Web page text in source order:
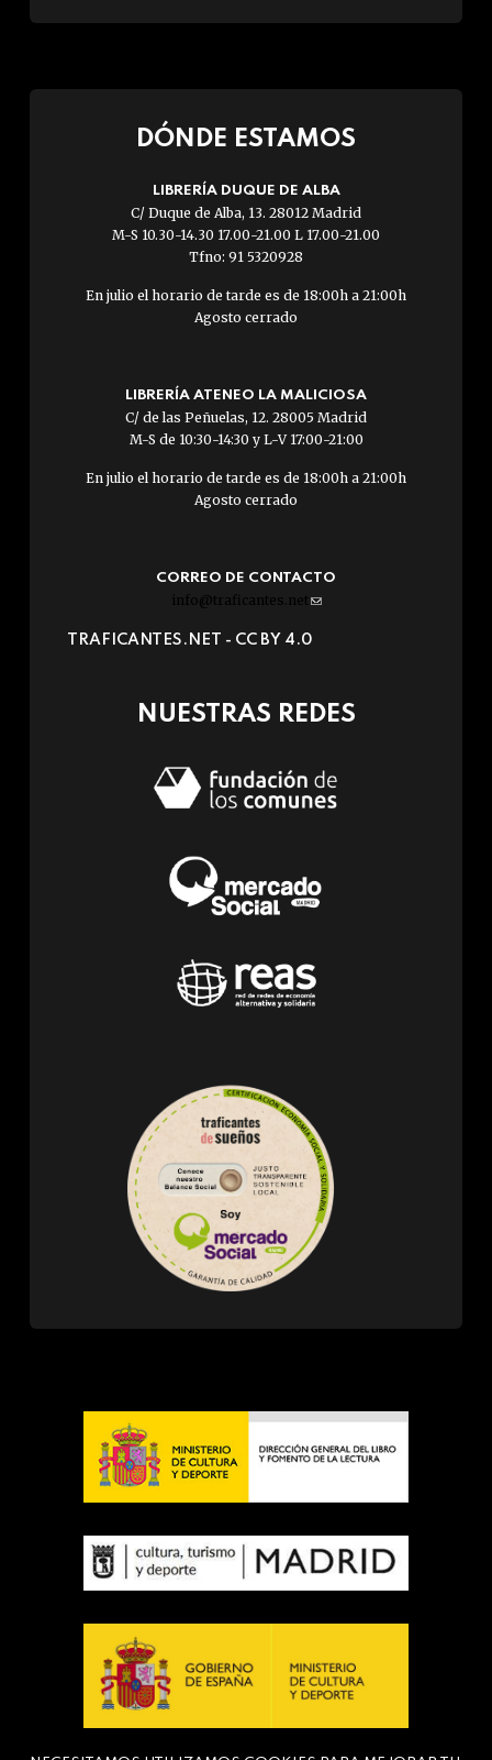
DÓNDE ESTAMOS
LIBRERÍA DUQUE DE ALBA
C/ Duque de Alba, 13. 28012 Madrid
M-S 10.30-14.30 17.00-21.00 L 17.00-21.00
Tfno: 91 5320928
En julio el horario de tarde es de 18:00h a 21:00h
Agosto cerrado
LIBRERÍA ATENEO LA MALICIOSA
C/ de las Peñuelas, 12. 28005 Madrid
M-S de 10:30-14:30 y L-V 17:00-21:00
En julio el horario de tarde es de 18:00h a 21:00h
Agosto cerrado
CORREO DE CONTACTO
info@traficantes.net (link
e-
TRAFICANTES.NET - CC BY 4.0
NUESTRAS REDES